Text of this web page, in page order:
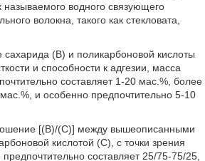
называемого водного связующего
волокна, такого как стекловата,
(B) и поликарбоновой кислоты
и способности к адгезии, масса
составляет 1-20 мас.%, более
и особенно предпочтительно 5-10
[(B)/(C)] между вышеописанными
кислотой (C), с точки зрения
предпочтительно составляет 25/75-75/25,